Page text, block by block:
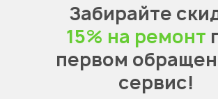
Забирайте
15% на ремонт
первом
сервис!